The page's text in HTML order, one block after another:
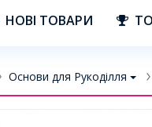
НОВІ ТОВАРИ
Основи для Рукоділля